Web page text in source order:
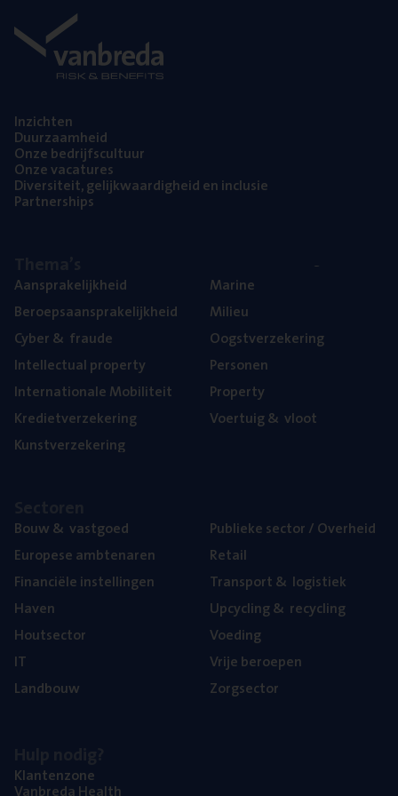
Inzich­ten
Duur­zaam­heid
Onze bedrijfs­cul­tuur
Onze vaca­tu­res
Diver­si­teit, gelijk­waar­dig­heid en inclusie
Part­ner­ships
Aan­spra­ke­lijk­heid
Beroeps­aan­spra­ke­lijk­heid
Cyber& fraude
Intel­lec­tu­al property
Inter­na­ti­o­na­le Mobiliteit
Kre­diet­ver­ze­ke­ring
Kunst­ver­ze­ke­ring
Mari­ne
Mili­eu
Oogst­ver­ze­ke­ring
Per­so­nen
Pro­per­ty
Voer­tuig& vloot
Bouw& vastgoed
Euro­pe­se ambtenaren
Finan­ci­ë­le instellingen
Haven
Hout­sec­tor
IT
Land­bouw
Publie­ke sec­tor / Overheid
Retail
Trans­port& logistiek
Upcy­cling& recycling
Voe­ding
Vrije beroe­pen
Zorg­sec­tor
Klan­ten­zo­ne
Van­b­re­da Health